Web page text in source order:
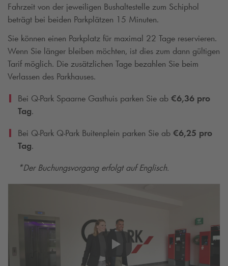
Fahrzeit von der jeweiligen Bushaltestelle zum Schiphol
beträgt bei beiden Parkplätzen 15 Minuten.
Sie können einen Parkplatz für maximal 22 Tage reservieren.
Wenn Sie länger bleiben möchten, ist dies zum dann gültigen
Tarif möglich. Die zusätzlichen Tage bezahlen Sie beim
Verlassen des Parkhauses.
Bei Q-Park Spaarne Gasthuis parken Sie ab €6,36 pro
Tag.
Bei Q-Park Q-Park Buitenplein parken Sie ab €6,25 pro
Tag.
*Der Buchungsvorgang erfolgt auf Englisch.